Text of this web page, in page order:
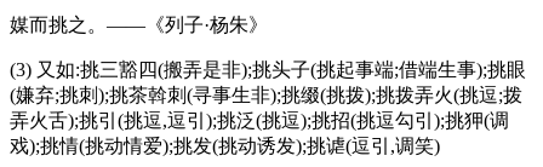
媒而挑之。——《列子·杨朱》
(3) 又如:挑三豁四(搬弄是非);挑头子(挑起事端;借端生事);挑眼
(嫌弃;挑刺);挑茶斡刺(寻事生非);挑缀(挑拨);挑拨弄火(挑逗;拨
弄火舌);挑引(挑逗,逗引);挑泛(挑逗);挑招(挑逗勾引);挑狎(调
戏);挑情(挑动情爱);挑发(挑动诱发);挑谑(逗引,调笑)